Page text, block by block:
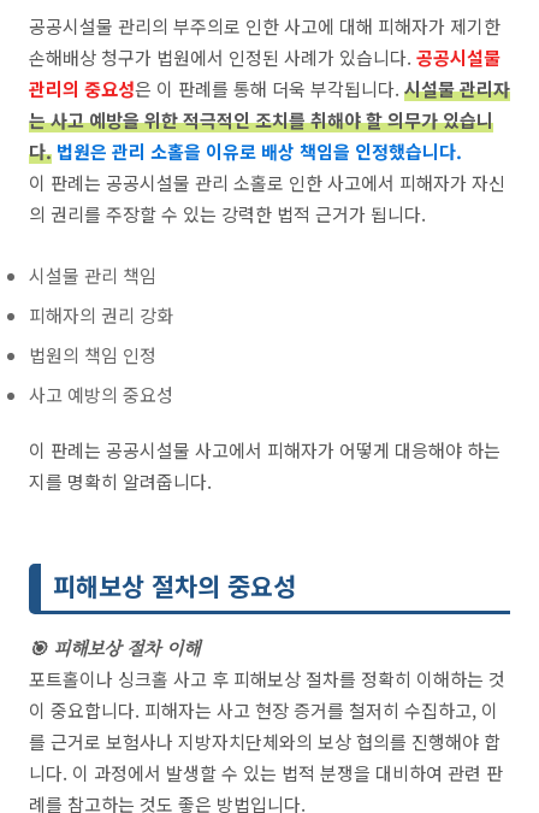
공공시설물 관리의 부주의로 인한 사고에 대해 피해자가 제기한
손해배상 청구가 법원에서 인정된 사례가 있습니다. 공공시설물
관리의 중요성은 이 판례를 통해 더욱 부각됩니다. 시설물 관리자
는 사고 예방을 위한 적극적인 조치를 취해야 할 의무가 있습니
다. 법원은 관리 소홀을 이유로 배상 책임을 인정했습니다.
이 판례는 공공시설물 관리 소홀로 인한 사고에서 피해자가 자신
의 권리를 주장할 수 있는 강력한 법적 근거가 됩니다.
시설물 관리 책임
피해자의 권리 강화
법원의 책임 인정
사고 예방의 중요성
이 판례는 공공시설물 사고에서 피해자가 어떻게 대응해야 하는
지를 명확히 알려줍니다.
피해보상 절차의 중요성
🎯 피해보상 절차 이해
포트홀이나 싱크홀 사고 후 피해보상 절차를 정확히 이해하는 것
이 중요합니다. 피해자는 사고 현장 증거를 철저히 수집하고, 이
를 근거로 보험사나 지방자치단체와의 보상 협의를 진행해야 합
니다. 이 과정에서 발생할 수 있는 법적 분쟁을 대비하여 관련 판
례를 참고하는 것도 좋은 방법입니다.